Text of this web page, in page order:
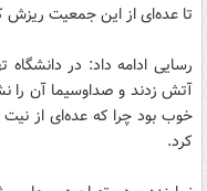
تا عده‌ای از این جمعیت ریزش
آتش زدند و صداوسیما آن را
خوب بود چرا که عده‌ای از نیت
کرد.